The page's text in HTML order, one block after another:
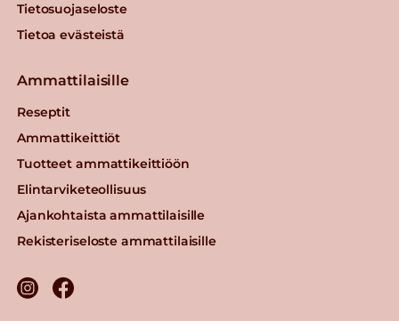
Tietosuojaseloste
Tietoa evästeistä
Ammattilaisille
Reseptit
Ammattikeittiöt
Tuotteet ammattikeittiöön
Elintarviketeollisuus
Ajankohtaista ammattilaisille
Rekisteriseloste ammattilaisille